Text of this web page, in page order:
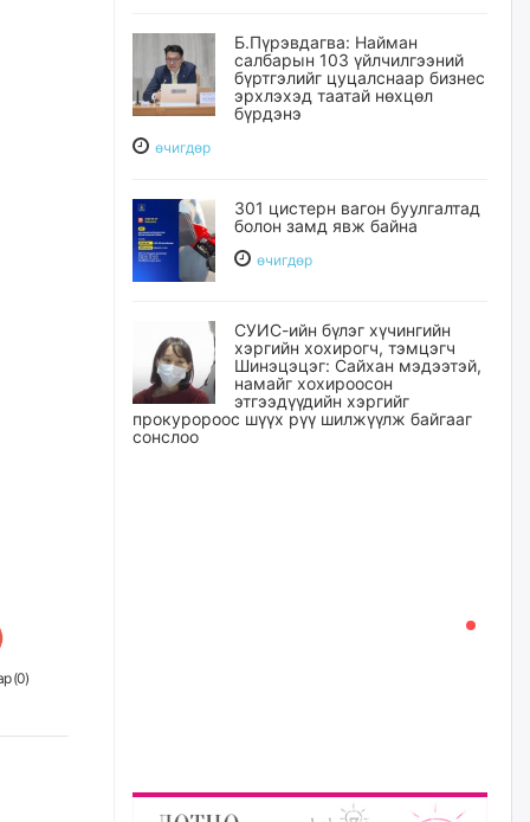
(0)
Б.Пүрэвдагва: Найман
салбарын 103 үйлчилгээний
бүртгэлийг цуцалснаар бизнес
эрхлэхэд таатай нөхцөл
бүрдэнэ
өчигдѳр
301 цистерн вагон буулгалтад
болон замд явж байна
өчигдѳр
СУИС-ийн бүлэг хүчингийн
хэргийн хохирогч, тэмцэгч
Шинэцэцэг: Сайхан мэдээтэй,
намайг хохироосон
этгээдүүдийн хэргийг
прокуророос шүүх рүү шилжүүлж байгааг
сонслоо